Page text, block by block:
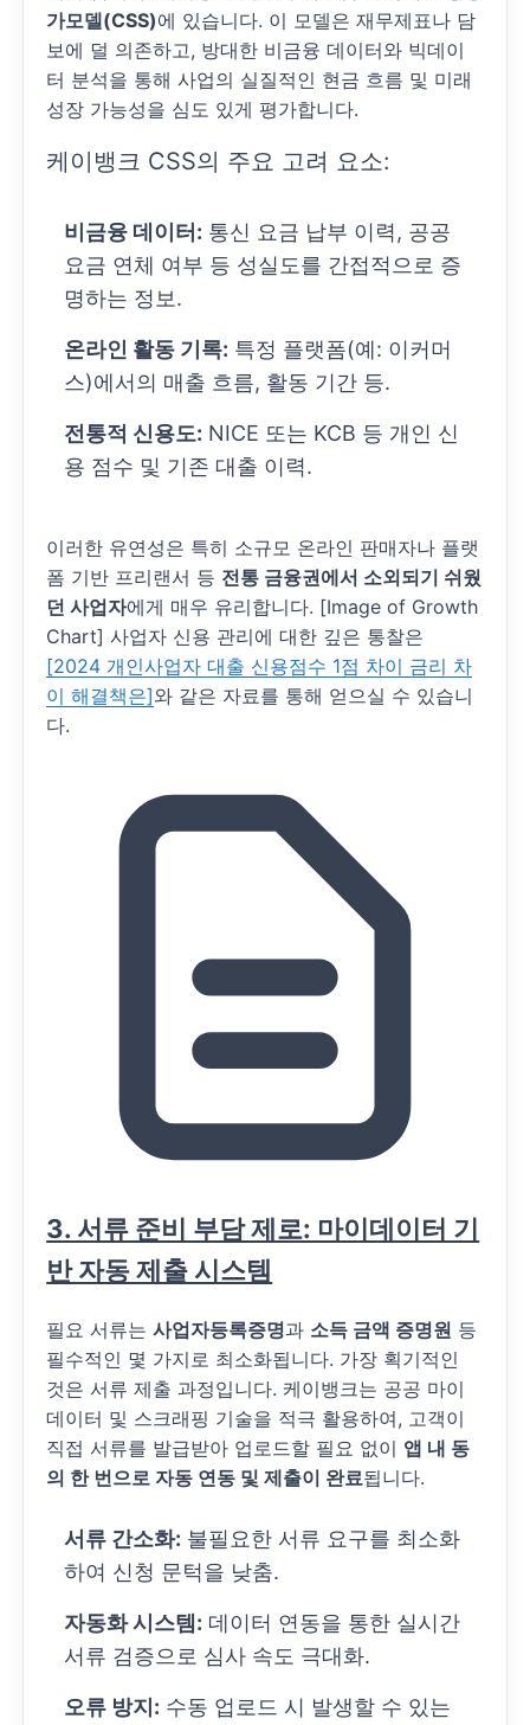
가모델(CSS)에 있습니다. 이 모델은 재무제표나 담
보에 덜 의존하고, 방대한 비금융 데이터와 빅데이
터 분석을 통해 사업의 실질적인 현금 흐름 및 미래
성장 가능성을 심도 있게 평가합니다.
케이뱅크 CSS의 주요 고려 요소:
비금융 데이터: 통신 요금 납부 이력, 공공
요금 연체 여부 등 성실도를 간접적으로 증
명하는 정보.
온라인 활동 기록: 특정 플랫폼(예: 이커머
스)에서의 매출 흐름, 활동 기간 등.
전통적 신용도: NICE 또는 KCB 등 개인 신
용 점수 및 기존 대출 이력.
이러한 유연성은 특히 소규모 온라인 판매자나 플랫
폼 기반 프리랜서 등 전통 금융권에서 소외되기 쉬웠
던 사업자에게 매우 유리합니다. [Image of Growth
Chart] 사업자 신용 관리에 대한 깊은 통찰은
[2024 개인사업자 대출 신용점수 1점 차이 금리 차
이 해결책은]와 같은 자료를 통해 얻으실 수 있습니
다.
3. 서류 준비 부담 제로: 마이데이터 기
반 자동 제출 시스템
필요 서류는사업자등록증명과 소득 금액 증명원 등
필수적인 몇 가지로 최소화됩니다. 가장 획기적인
것은 서류 제출 과정입니다. 케이뱅크는 공공 마이
데이터 및 스크래핑 기술을 적극 활용하여, 고객이
직접 서류를 발급받아 업로드할 필요 없이 앱 내 동
의 한 번으로 자동 연동 및 제출이 완료됩니다.
서류 간소화: 불필요한 서류 요구를 최소화
하여 신청 문턱을 낮춤.
자동화 시스템: 데이터 연동을 통한 실시간
서류 검증으로 심사 속도 극대화.
오류 방지: 수동 업로드 시 발생할 수 있는